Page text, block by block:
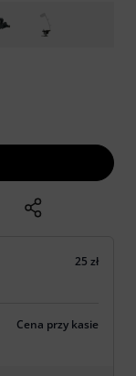
25 zł
Cena przy kasie